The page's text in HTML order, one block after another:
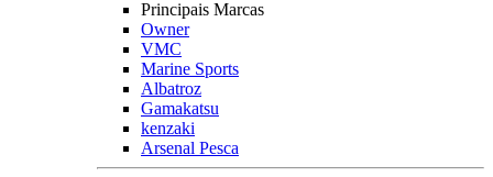
Principais Marcas
Owner
VMC
Marine Sports
Albatroz
Gamakatsu
kenzaki
Arsenal Pesca